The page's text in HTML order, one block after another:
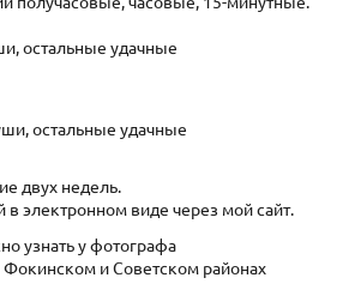
остальные удачные
остальные удачные
двух недель.
электронном виде через мой сайт.
узнать у фотографа
и Советском районах